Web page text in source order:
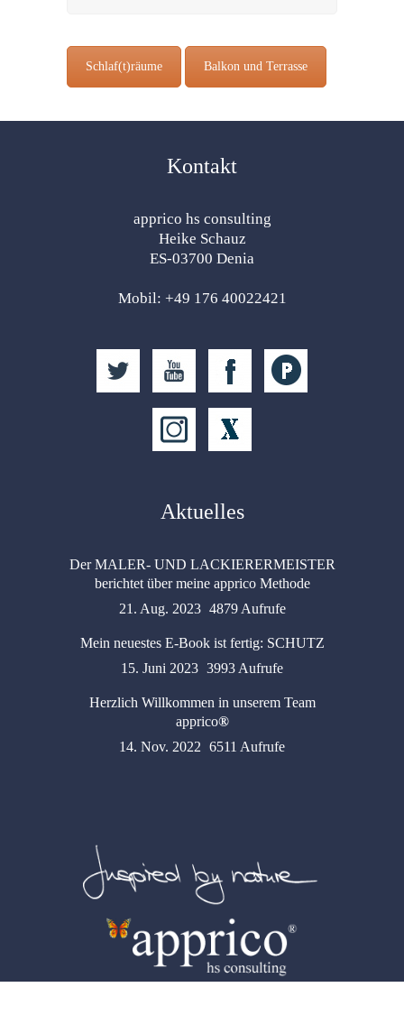
Schlaf(t)räume Balkon und Terrasse
Kontakt
apprico hs consulting
Heike Schauz
ES-03700 Denia
Mobil: +49 176 40022421
Aktuelles
Der MALER- UND LACKIERERMEISTER
berichtet über meine apprico Methode
21. Aug. 2023 4879 Aufrufe
Mein neuestes E-Book ist fertig: SCHUTZ
15. Juni 2023 3993 Aufrufe
Herzlich Willkommen in unserem Team
apprico®
14. Nov. 2022 6511 Aufrufe